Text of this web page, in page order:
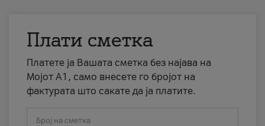
Плати сметка
Платете ја Вашата сметка без најава на
Мојот А1, само внесете го бројот на
фактурата што сакате да ја платите.
Број на сметка